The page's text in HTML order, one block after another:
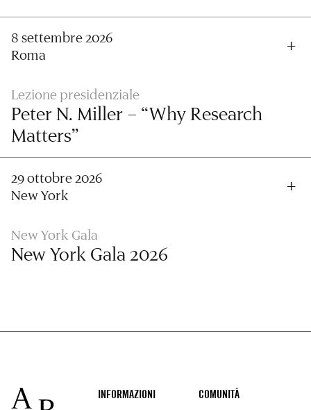
8 settembre 2026
Roma
Lezione presidenziale
Peter N. Miller – “Why Research
Matters”
29 ottobre 2026
New York
New York Gala
New York Gala 2026
Footer
INFORMAZIONI COMUNITÀ